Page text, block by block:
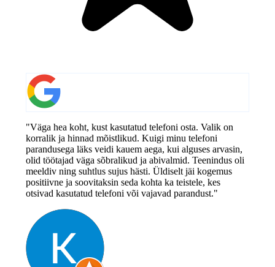
"Väga hea koht, kust kasutatud telefoni osta. Valik on
korralik ja hinnad mõistlikud. Kuigi minu telefoni
parandusega läks veidi kauem aega, kui alguses arvasin,
olid töötajad väga sõbralikud ja abivalmid. Teenindus oli
meeldiv ning suhtlus sujus hästi. Üldiselt jäi kogemus
positiivne ja soovitaksin seda kohta ka teistele, kes
otsivad kasutatud telefoni või vajavad parandust."